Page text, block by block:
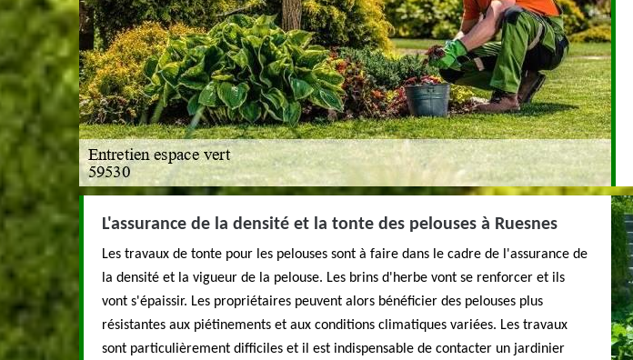
L'assurance de la densité et la tonte des pelouses à Ruesnes
Les travaux de tonte pour les pelouses sont à faire dans le cadre de l'assurance de
la densité et la vigueur de la pelouse. Les brins d'herbe vont se renforcer et ils
vont s'épaissir. Les propriétaires peuvent alors bénéficier des pelouses plus
résistantes aux piétinements et aux conditions climatiques variées. Les travaux
sont particulièrement difficiles et il est indispensable de contacter un jardinier